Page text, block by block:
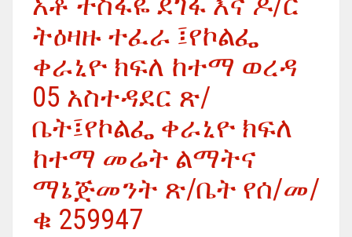
ትዕዛዙ ተፈራ ፤የኮልፌ
ቀራኒዮ ክፍለ ከተማ ወረዳ
05 አስተዳደር ጽ/
ቤት፤የኮልፌ ቀራኒዮ ክፍለ
ከተማ መሬት ልማትና
ማኔጅመንት ጽ/ቤት የሰ/መ/
ቁ 259947